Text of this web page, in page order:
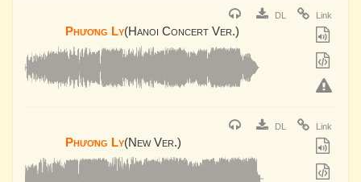
DL Link
Phương Ly(Hanoi Concert Ver.)
DL Link
Phương Ly(New Ver.)